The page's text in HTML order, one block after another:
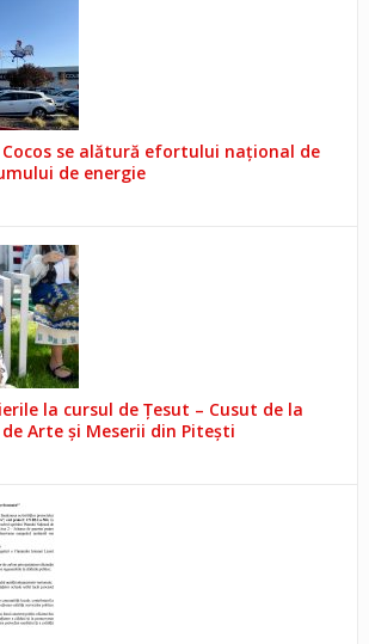
se alătură efortului național de
de energie
la cursul de Țesut – Cusut de la
Arte și Meserii din Pitești